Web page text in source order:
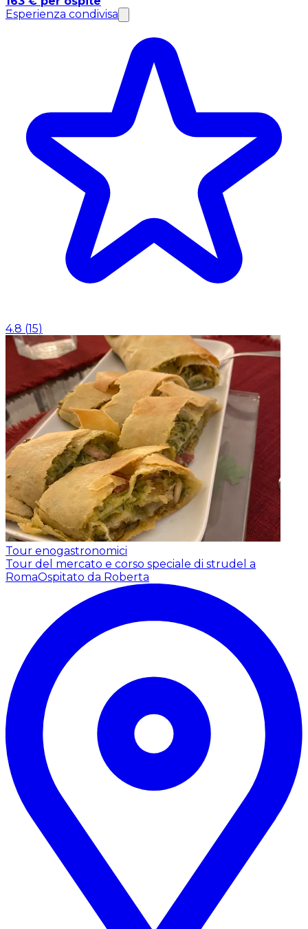
Esperienza condivisa
4.8 (15)
Tour enogastronomici
Tour del mercato e corso speciale di strudel a
RomaOspitato da Roberta